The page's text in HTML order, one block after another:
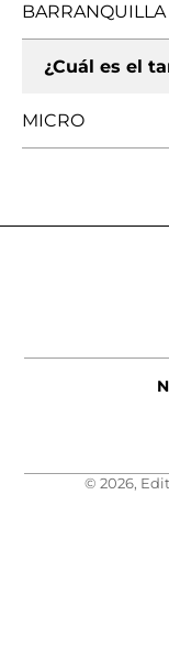
BARRANQUILLA
¿Cuál es el
MICRO
© 2026,